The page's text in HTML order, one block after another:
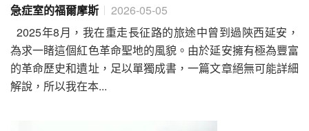
急症室的福爾摩斯
2026-05-05
2025年8月，我在重走長征路的旅途中曾到過陝西延安，
為求一睹這個紅色革命聖地的風貌。由於延安擁有極為豐富
的革命歷史和遺址，足以單獨成書，一篇文章絕無可能詳細
解說，所以我在本...